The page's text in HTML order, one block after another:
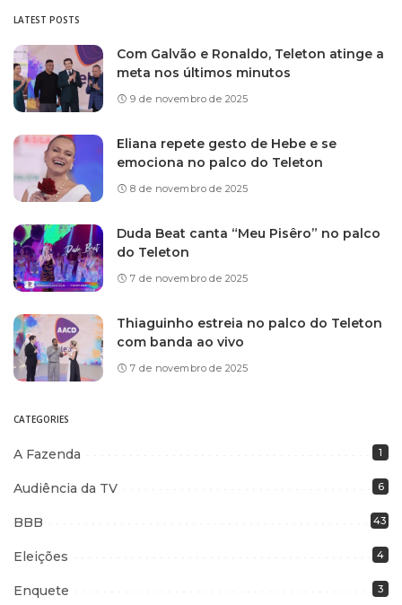
LATEST POSTS
Com Galvão e Ronaldo, Teleton atinge a
meta nos últimos minutos
9 de novembro de 2025
Eliana repete gesto de Hebe e se
emociona no palco do Teleton
8 de novembro de 2025
Duda Beat canta “Meu Pisêro” no palco
do Teleton
7 de novembro de 2025
Thiaguinho estreia no palco do Teleton
com banda ao vivo
7 de novembro de 2025
CATEGORIES
A Fazenda 1
Audiência da TV 6
BBB 43
Eleições 4
Enquete 3